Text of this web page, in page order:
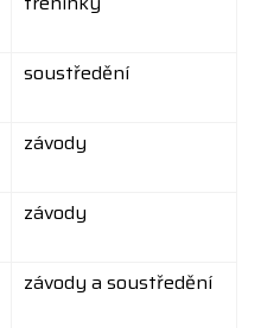
soustředění
závody
závody
závody a soustředění